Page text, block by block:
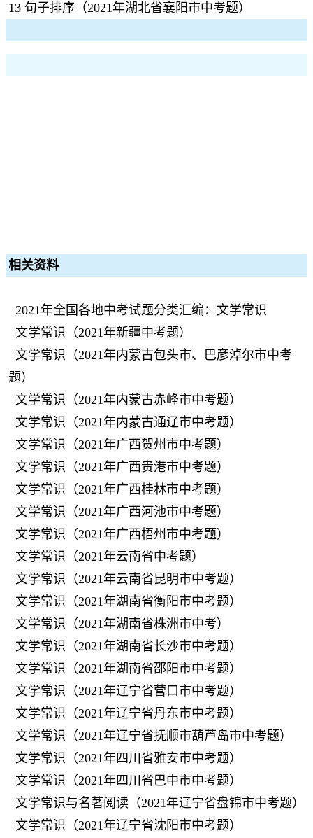
13 句子排序（2021年湖北省襄阳市中考题）
相关资料
2021年全国各地中考试题分类汇编：文学常识
文学常识（2021年新疆中考题）
文学常识（2021年内蒙古包头市、巴彦淖尔市中考
题）
文学常识（2021年内蒙古赤峰市中考题）
文学常识（2021年内蒙古通辽市中考题）
文学常识（2021年广西贺州市中考题）
文学常识（2021年广西贵港市中考题）
文学常识（2021年广西桂林市中考题）
文学常识（2021年广西河池市中考题）
文学常识（2021年广西梧州市中考题）
文学常识（2021年云南省中考题）
文学常识（2021年云南省昆明市中考题）
文学常识（2021年湖南省衡阳市中考题）
文学常识（2021年湖南省株洲市中考）
文学常识（2021年湖南省长沙市中考题）
文学常识（2021年湖南省邵阳市中考题）
文学常识（2021年辽宁省营口市中考题）
文学常识（2021年辽宁省丹东市中考题）
文学常识（2021年辽宁省抚顺市葫芦岛市中考题）
文学常识（2021年四川省雅安市中考题）
文学常识（2021年四川省巴中市中考题）
文学常识与名著阅读（2021年辽宁省盘锦市中考题）
文学常识（2021年辽宁省沈阳市中考题）